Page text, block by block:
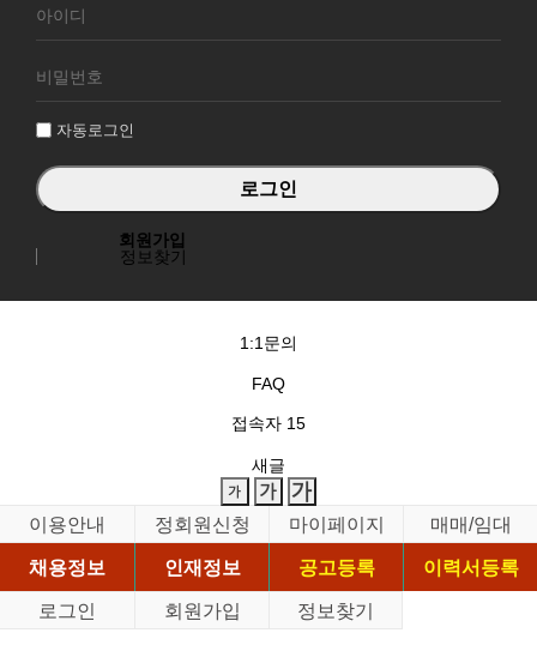
원
그
자동로그인
회원가입
정보찾기
1:1문의
FAQ
접속자 15
새글
이용안내 정회원신청 마이페이지
매매/임대
채용정보
인재정보 공고등록
이력서등록
로그인
회원가입 정보찾기